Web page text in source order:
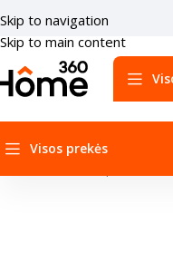
Skip to navigation
Skip to main content
Visos prekės